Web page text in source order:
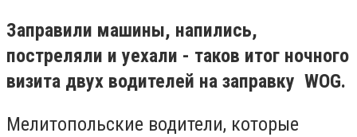
Заправили машины, напились,
постреляли и уехали - таков итог ночного
визита двух водителей на заправку WOG.
Мелитопольские водители, которые